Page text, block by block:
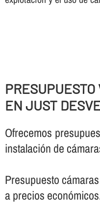
EN JUST
Ofrecemos
instalación de
Presupuesto
a precios